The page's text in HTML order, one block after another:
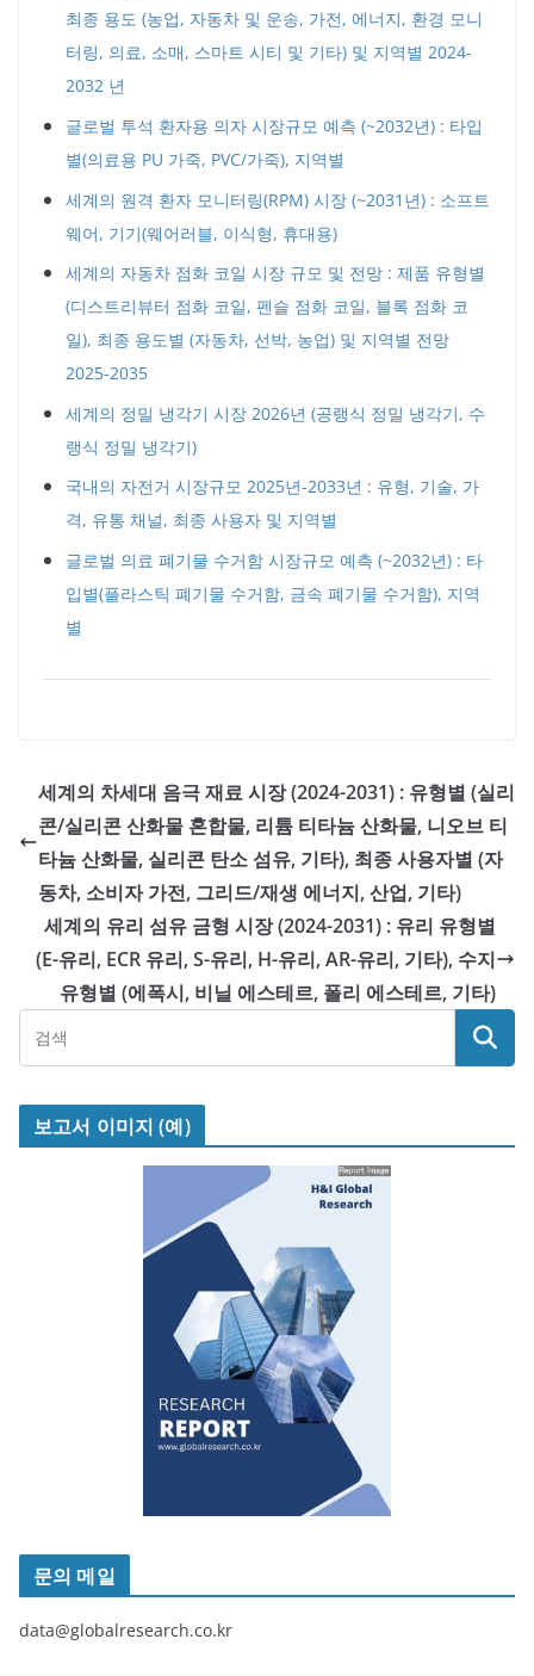
최종 용도 (농업, 자동차 및 운송, 가전, 에너지, 환경 모니
터링, 의료, 소매, 스마트 시티 및 기타) 및 지역별 2024-
2032 년
글로벌 투석 환자용 의자 시장규모 예측 (~2032년) : 타입
별(의료용 PU 가죽, PVC/가죽), 지역별
세계의 원격 환자 모니터링(RPM) 시장 (~2031년) : 소프트
웨어, 기기(웨어러블, 이식형, 휴대용)
세계의 자동차 점화 코일 시장 규모 및 전망 : 제품 유형별
(디스트리뷰터 점화 코일, 펜슬 점화 코일, 블록 점화 코
일), 최종 용도별 (자동차, 선박, 농업) 및 지역별 전망
2025-2035
세계의 정밀 냉각기 시장 2026년 (공랭식 정밀 냉각기, 수
랭식 정밀 냉각기)
국내의 자전거 시장규모 2025년-2033년 : 유형, 기술, 가
격, 유통 채널, 최종 사용자 및 지역별
글로벌 의료 폐기물 수거함 시장규모 예측 (~2032년) : 타
입별(플라스틱 폐기물 수거함, 금속 폐기물 수거함), 지역
별
세계의 차세대 음극 재료 시장 (2024-2031) : 유형별 (실리
콘/실리콘 산화물 혼합물, 리튬 티타늄 산화물, 니오브 티
타늄 산화물, 실리콘 탄소 섬유, 기타), 최종 사용자별 (자
동차, 소비자 가전, 그리드/재생 에너지, 산업, 기타)
세계의 유리 섬유 금형 시장 (2024-2031) : 유리 유형별
(E-유리, ECR 유리, S-유리, H-유리, AR-유리, 기타), 수지
유형별 (에폭시, 비닐 에스테르, 폴리 에스테르, 기타)
보고서 이미지 (예)
문의 메일
data@globalresearch.co.kr